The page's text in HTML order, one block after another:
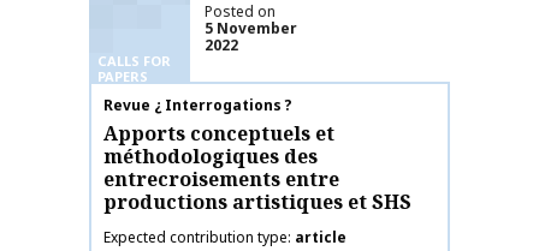
CALLS FOR
PAPERS
Posted on
5 November
2022
Publication name
Revue ¿ Interrogations ?
Apports conceptuels et
méthodologiques des
entrecroisements entre
productions artistiques et SHS
Expected contribution type article